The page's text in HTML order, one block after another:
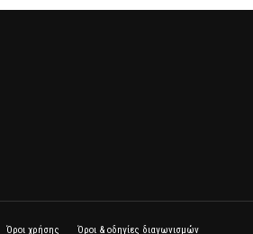
Όροι χρήσης Όροι & οδηγίες διαγωνισμών